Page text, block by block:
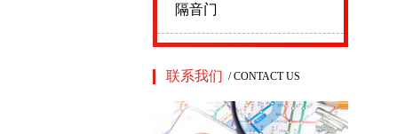
隔音门
联系我们 / CONTACT US